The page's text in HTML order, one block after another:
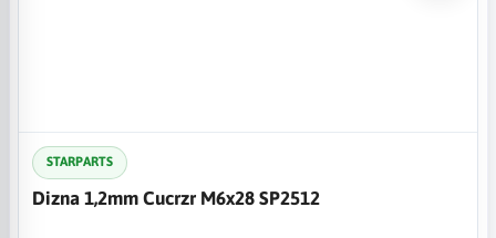
STARPARTS
Dizna 1,2mm Cucrzr M6x28 SP2512